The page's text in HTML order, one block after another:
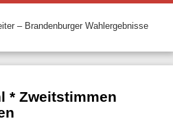
– Brandenburger Wahlergebnisse
* Zweitstimmen